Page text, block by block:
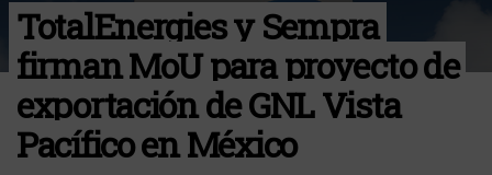
TotalEnergies y Sempra
firman MoU para proyecto de
exportación de GNL Vista
Pacífico en México